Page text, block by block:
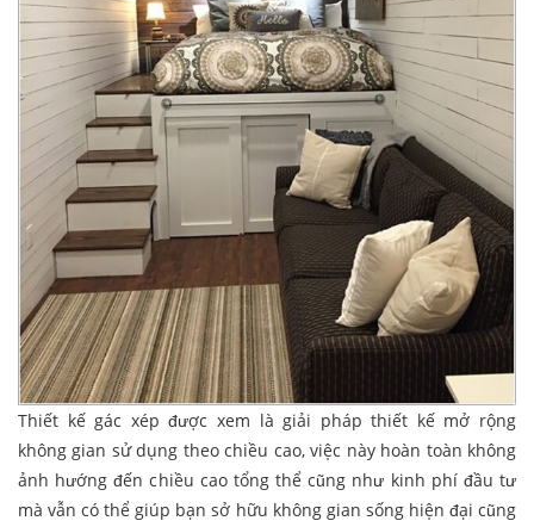
Thiết kế gác xép được xem là giải pháp thiết kế mở rộng
không gian sử dụng theo chiều cao, việc này hoàn toàn không
ảnh hướng đến chiều cao tổng thể cũng như kinh phí đầu tư
mà vẫn có thể giúp bạn sở hữu không gian sống hiện đại cũng